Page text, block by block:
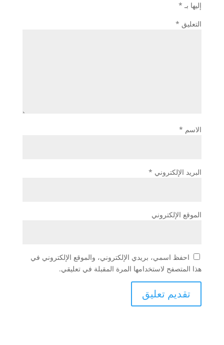
إليها بـ *
التعليق *
الاسم *
البريد الإلكتروني *
الموقع الإلكتروني
احفظ اسمي، بريدي الإلكتروني، والموقع الإلكتروني في
هذا المتصفح لاستخدامها المرة المقبلة في تعليقي.